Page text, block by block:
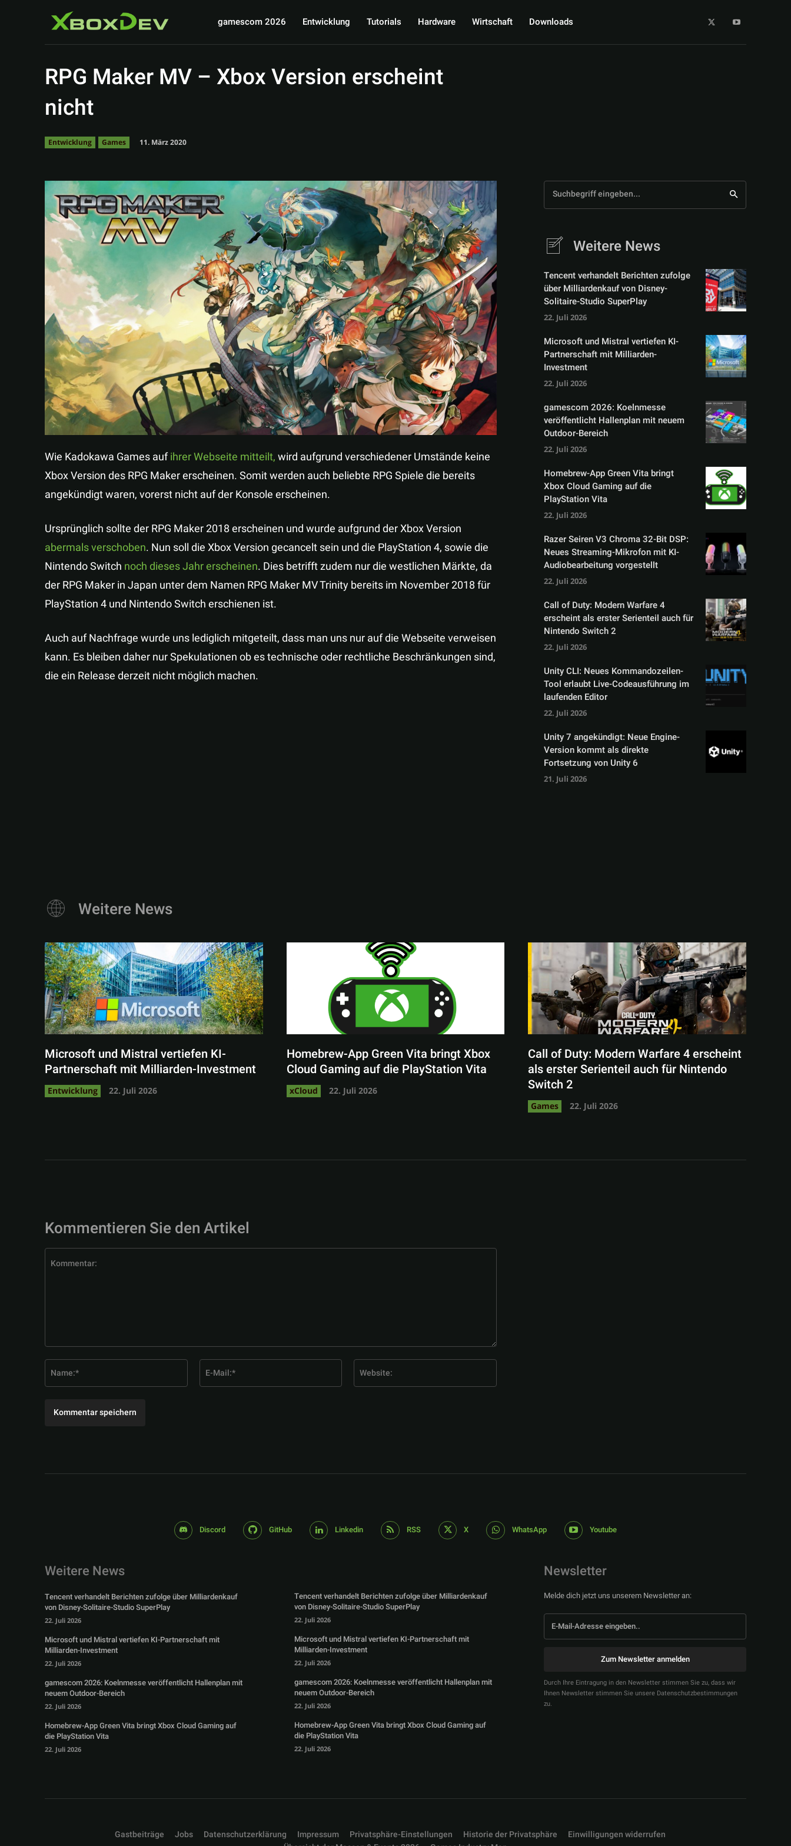
gamescom 2026 Entwicklung Tutorials Hardware Wirtschaft Downloads
RPG Maker MV – Xbox Version erscheint
nicht
Entwicklung Games 11. März 2020
Teilen
Wie Kadokawa Games aufihrer Webseite mitteilt,wird aufgrund verschiedener Umstände keine
Xbox Version des RPG Maker erscheinen. Somit werden auch beliebte RPG Spiele die bereits
angekündigt waren, vorerst nicht auf der Konsole erscheinen.
Ursprünglich sollte der RPG Maker 2018 erscheinen und wurde aufgrund der Xbox Version
abermals verschoben. Nun soll die Xbox Version gecancelt sein und die PlayStation 4, sowie die
Nintendo Switch noch dieses Jahr erscheinen. Dies betrifft zudem nur die westlichen Märkte, da
der RPG Maker in Japan unter dem Namen RPG Maker MV Trinity bereits im November 2018 für
PlayStation 4 und Nintendo Switch erschienen ist.
Auch auf Nachfrage wurde uns lediglich mitgeteilt, dass man uns nur auf die Webseite verweisen
kann. Es bleiben daher nur Spekulationen ob es technische oder rechtliche Beschränkungen sind,
die ein Release derzeit nicht möglich machen.
Suchbegriff eingeben...
Weitere News
Tencent verhandelt Berichten zufolge
über Milliardenkauf von Disney-
Solitaire-Studio SuperPlay
22. Juli 2026
Microsoft und Mistral vertiefen KI-
Partnerschaft mit Milliarden-
Investment
22. Juli 2026
gamescom 2026: Koelnmesse
veröffentlicht Hallenplan mit neuem
Outdoor-Bereich
22. Juli 2026
Homebrew-App Green Vita bringt
Xbox Cloud Gaming auf die
PlayStation Vita
22. Juli 2026
Razer Seiren V3 Chroma 32-Bit DSP:
Neues Streaming-Mikrofon mit KI-
Audiobearbeitung vorgestellt
22. Juli 2026
Call of Duty: Modern Warfare 4
erscheint als erster Serienteil auch für
Nintendo Switch 2
22. Juli 2026
Unity CLI: Neues Kommandozeilen-
Tool erlaubt Live-Codeausführung im
laufenden Editor
22. Juli 2026
Unity 7 angekündigt: Neue Engine-
Version kommt als direkte
Fortsetzung von Unity 6
21. Juli 2026
Weitere News
Microsoft und Mistral vertiefen KI-
Partnerschaft mit Milliarden-Investment
Entwicklung 22. Juli 2026
Homebrew-App Green Vita bringt Xbox
Cloud Gaming auf die PlayStation Vita
xCloud 22. Juli 2026
Call of Duty: Modern Warfare 4 erscheint
als erster Serienteil auch für Nintendo
Switch 2
Games 22. Juli 2026
Kommentieren Sie den Artikel
Mail:*
Discord GitHub Linkedin RSS X WhatsApp Youtube
Weitere News
Tencent verhandelt Berichten zufolge über Milliardenkauf
von Disney-Solitaire-Studio SuperPlay
22. Juli 2026
Microsoft und Mistral vertiefen KI-Partnerschaft mit
Milliarden-Investment
22. Juli 2026
gamescom 2026: Koelnmesse veröffentlicht Hallenplan mit
neuem Outdoor-Bereich
22. Juli 2026
Homebrew-App Green Vita bringt Xbox Cloud Gaming auf
die PlayStation Vita
22. Juli 2026
Tencent verhandelt Berichten zufolge über Milliardenkauf
von Disney-Solitaire-Studio SuperPlay
22. Juli 2026
Microsoft und Mistral vertiefen KI-Partnerschaft mit
Milliarden-Investment
22. Juli 2026
gamescom 2026: Koelnmesse veröffentlicht Hallenplan mit
neuem Outdoor-Bereich
22. Juli 2026
Homebrew-App Green Vita bringt Xbox Cloud Gaming auf
die PlayStation Vita
22. Juli 2026
Newsletter
Melde dich jetzt uns unserem Newsletter an:
Zum Newsletter anmelden
Durch Ihre Eintragung in den Newsletter stimmen Sie zu, dass wir
Ihnen Newsletter stimmen Sie unsere Datenschutzbestimmungen
zu.
Gastbeiträge Jobs Datenschutzerklärung Impressum Privatsphäre-Einstellungen Historie der Privatsphäre
Einwilligungen widerrufen